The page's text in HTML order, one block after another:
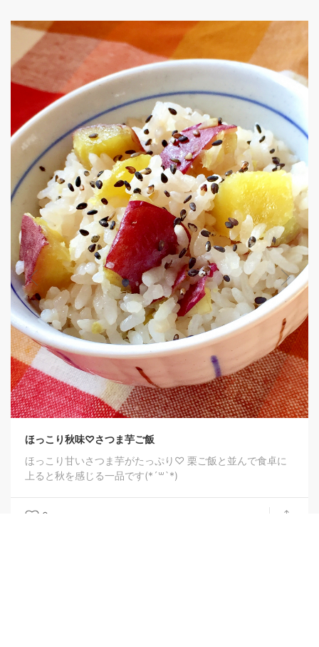
【男の料理】茄子とブロッコリーの味噌チーズ焼き
暑い夏でも美味しく食べられます！ご飯がススム